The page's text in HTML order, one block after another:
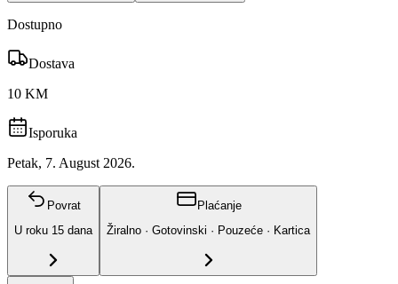
Dostupno
Dostava
10 KM
Isporuka
Petak, 7. August 2026.
Povrat
U roku 15 dana
Plaćanje
Žiralno · Gotovinski · Pouzeće · Kartica